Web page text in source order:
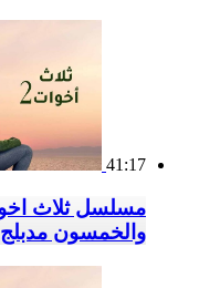
41:17
والخمسون مدبلج